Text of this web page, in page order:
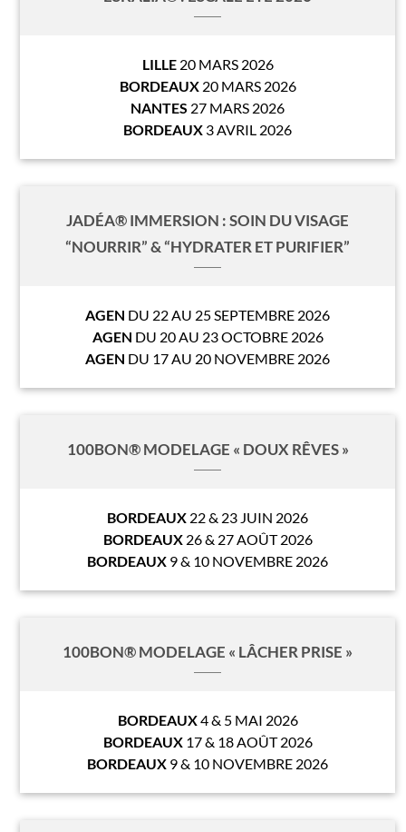
LILLE 20 MARS 2026
BORDEAUX 20 MARS 2026
NANTES 27 MARS 2026
BORDEAUX 3 AVRIL 2026
JADÉA® IMMERSION : SOIN DU VISAGE
“NOURRIR” & “HYDRATER ET PURIFIER”
AGEN DU 22 AU 25 SEPTEMBRE 2026
AGEN DU 20 AU 23 OCTOBRE 2026
AGEN DU 17 AU 20 NOVEMBRE 2026
100BON® MODELAGE « DOUX RÊVES »
BORDEAUX 22 & 23 JUIN 2026
BORDEAUX 26 & 27 AOÛT 2026
BORDEAUX 9 & 10 NOVEMBRE 2026
100BON® MODELAGE « LÂCHER PRISE »
BORDEAUX4 & 5 MAI 2026
BORDEAUX 17 & 18 AOÛT 2026
BORDEAUX 9 & 10 NOVEMBRE 2026